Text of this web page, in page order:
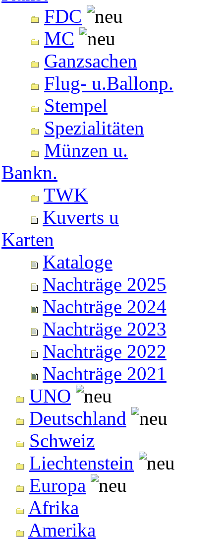
FDC
MC
Ganzsachen
Flug- u.Ballonp.
Stempel
Spezialitäten
Münzen u.
Bankn.
TWK
Kuverts u
Karten
Kataloge
Nachträge 2025
Nachträge 2024
Nachträge 2023
Nachträge 2022
Nachträge 2021
UNO
Deutschland
Schweiz
Liechtenstein
Europa
Afrika
Amerika